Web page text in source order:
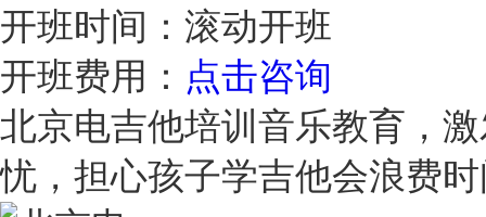
开班时间： 滚动开班
开班费用： 点击咨询
北京电吉他培训音乐教育，
忧，担心孩子学吉他会浪费